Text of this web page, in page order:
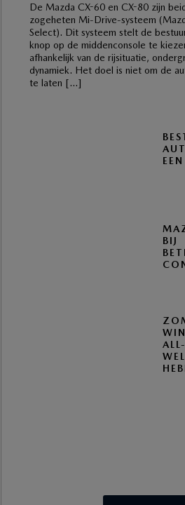
De Mazda CX-60 en CX-80 zijn
zogeheten Mi-Drive-systeem
Select). Dit systeem stelt de
knop op de middenconsole te
afhankelijk van de rijsituatie,
dynamiek. Het doel is niet om de
te laten […]
BIJ